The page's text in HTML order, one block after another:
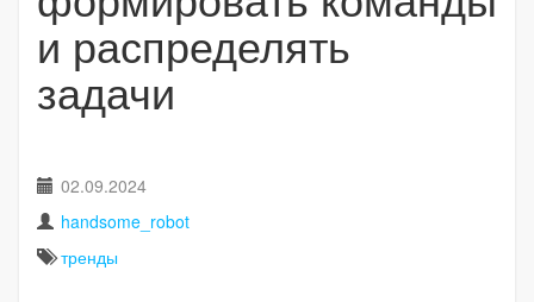
и распределять
задачи
02.09.2024
handsome_robot
тренды